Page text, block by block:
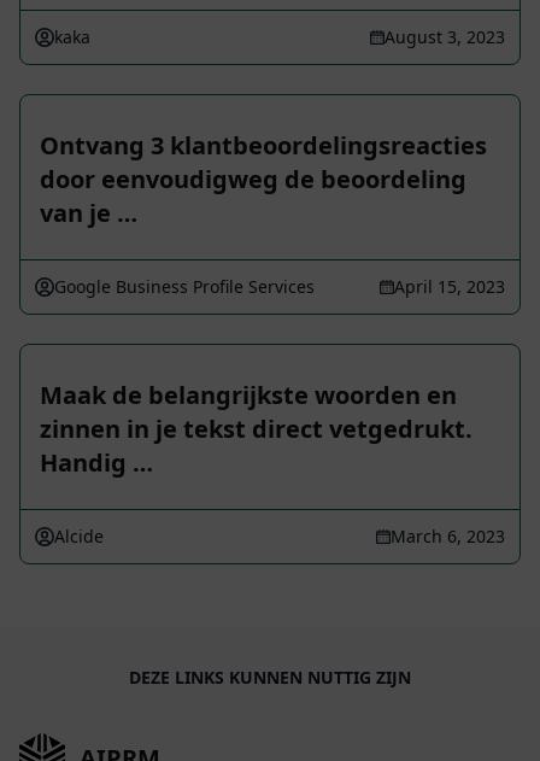
kaka August 3, 2023
Ontvang 3 klantbeoordelingsreacties
door eenvoudigweg de beoordeling
van je …
Google Business Profile Services April 15, 2023
Maak de belangrijkste woorden en
zinnen in je tekst direct vetgedrukt.
Handig …
Alcide March 6, 2023
DEZE LINKS KUNNEN NUTTIG ZIJN